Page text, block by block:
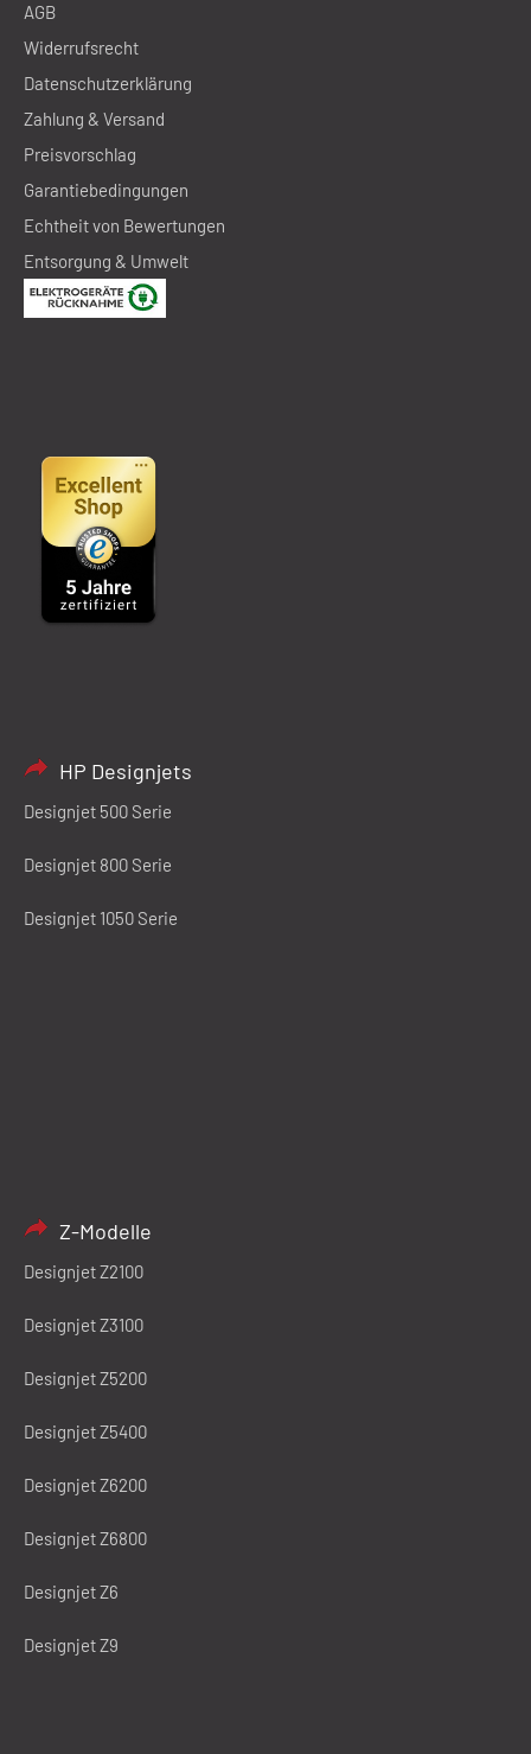
AGB
Widerrufsrecht
Datenschutzerklärung
Zahlung & Versand
Preisvorschlag
Garantiebedingungen
Echtheit von Bewertungen
Entsorgung & Umwelt
HP Designjets
Designjet 500 Serie
Designjet 800 Serie
Designjet 1050 Serie
Z-Modelle
Designjet Z2100
Designjet Z3100
Designjet Z5200
Designjet Z5400
Designjet Z6200
Designjet Z6800
Designjet Z6
Designjet Z9